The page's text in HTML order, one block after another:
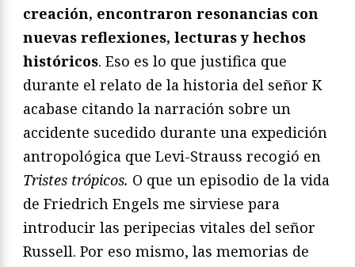
creación, encontraron resonancias con
nuevas reflexiones, lecturas y hechos
históricos. Eso es lo que justifica que
durante el relato de la historia del señor K
acabase citando la narración sobre un
accidente sucedido durante una expedición
antropológica que Levi-Strauss recogió en
Tristes trópicos. O que un episodio de la vida
de Friedrich Engels me sirviese para
introducir las peripecias vitales del señor
Russell. Por eso mismo, las memorias de